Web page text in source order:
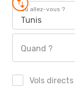
Où allez-vous ?
Tunis
Quand ?
Vols directs